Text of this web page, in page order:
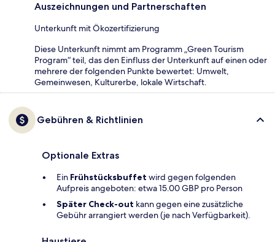
Auszeichnungen und Partnerschaften
Unterkunft mit Ökozertifizierung
Diese Unterkunft nimmt am Programm „Green Tourism
Program“ teil, das den Einfluss der Unterkunft auf einen oder
mehrere der folgenden Punkte bewertet: Umwelt,
Gemeinwesen, Kulturerbe, lokale Wirtschaft.
Gebühren & Richtlinien
Optionale Extras
Ein Frühstücksbuffet wird gegen folgenden
Aufpreis angeboten: etwa 15.00 GBP pro Person
Später Check-out kann gegen eine zusätzliche
Gebühr arrangiert werden (je nach Verfügbarkeit).